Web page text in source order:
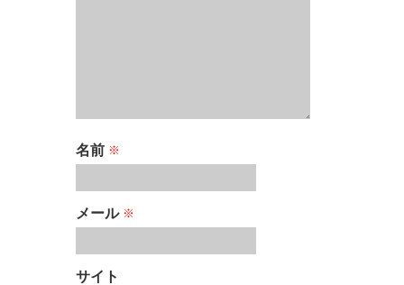
名前 ※
メール ※
サイト